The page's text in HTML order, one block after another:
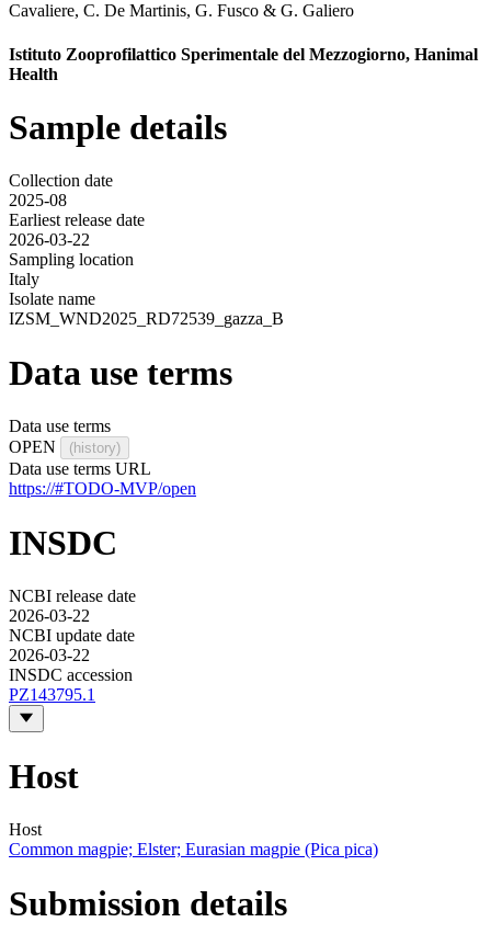
Cavaliere, C. De Martinis, G. Fusco & G. Galiero
Istituto Zooprofilattico Sperimentale del Mezzogiorno, Hanimal
Health
Sample details
Collection date
2025-08
Earliest release date
2026-03-22
Sampling location
Italy
Isolate name
IZSM_WND2025_RD72539_gazza_B
Data use terms
Data use terms
OPEN
(history)
Data use terms URL
https://#TODO-MVP/open
INSDC
NCBI release date
2026-03-22
NCBI update date
2026-03-22
INSDC accession
PZ143795.1
Host
Host
Common magpie; Elster; Eurasian magpie (Pica pica)
Submission details